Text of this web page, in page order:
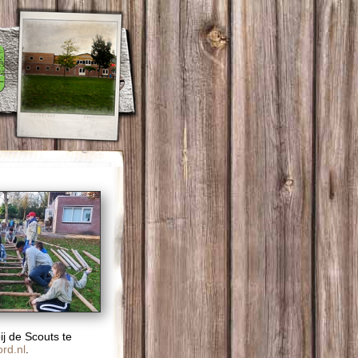
de Scouts te
.